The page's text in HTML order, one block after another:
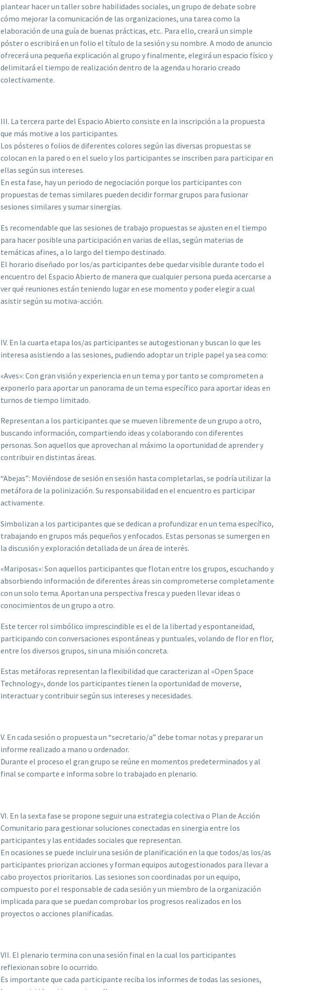
plantear hacer un taller sobre habilidades sociales, un grupo de debate sobre
cómo mejorar la comunicación de las organizaciones, una tarea como la
elaboración de una guía de buenas prácticas, etc.. Para ello, creará un simple
póster o escribirá en un folio el título de la sesión y su nombre. A modo de anuncio
ofrecerá una pequeña explicación al grupo y finalmente, elegirá un espacio físico y
delimitará el tiempo de realización dentro de la agenda u horario creado
colectivamente.
III. La tercera parte del Espacio Abierto consiste en la inscripción a la propuesta
que más motive a los participantes.
Los pósteres o folios de diferentes colores según las diversas propuestas se
colocan en la pared o en el suelo y los participantes se inscriben para participar en
ellas según sus intereses.
En esta fase, hay un periodo de negociación porque los participantes con
propuestas de temas similares pueden decidir formar grupos para fusionar
sesiones similares y sumar sinergias.
Es recomendable que las sesiones de trabajo propuestas se ajusten en el tiempo
para hacer posible una participación en varias de ellas, según materias de
temáticas afines, a lo largo del tiempo destinado.
El horario diseñado por los/as participantes debe quedar visible durante todo el
encuentro del Espacio Abierto de manera que cualquier persona pueda acercarse a
ver qué reuniones están teniendo lugar en ese momento y poder elegir a cual
asistir según su motiva-acción.
IV. En la cuarta etapa los/as participantes se autogestionan y buscan lo que les
interesa asistiendo a las sesiones, pudiendo adoptar un triple papel ya sea como:
«Aves»: Con gran visión y experiencia en un tema y por tanto se comprometen a
exponerlo para aportar un panorama de un tema específico para aportar ideas en
turnos de tiempo limitado.
Representan a los participantes que se mueven libremente de un grupo a otro,
buscando información, compartiendo ideas y colaborando con diferentes
personas. Son aquellos que aprovechan al máximo la oportunidad de aprender y
contribuir en distintas áreas.
“Abejas”: Moviéndose de sesión en sesión hasta completarlas, se podría utilizar la
metáfora de la polinización. Su responsabilidad en el encuentro es participar
activamente.
Simbolizan a los participantes que se dedican a profundizar en un tema específico,
trabajando en grupos más pequeños y enfocados. Estas personas se sumergen en
la discusión y exploración detallada de un área de interés.
«Mariposas»: Son aquellos participantes que flotan entre los grupos, escuchando y
absorbiendo información de diferentes áreas sin comprometerse completamente
con un solo tema. Aportan una perspectiva fresca y pueden llevar ideas o
conocimientos de un grupo a otro.
Este tercer rol simbólico imprescindible es el de la libertad y espontaneidad,
participando con conversaciones espontáneas y puntuales, volando de flor en flor,
entre los diversos grupos, sin una misión concreta.
Estas metáforas representan la flexibilidad que caracterizan al «Open Space
Technology», donde los participantes tienen la oportunidad de moverse,
interactuar y contribuir según sus intereses y necesidades.
V. En cada sesión o propuesta un “secretario/a” debe tomar notas y preparar un
informe realizado a mano u ordenador.
Durante el proceso el gran grupo se reúne en momentos predeterminados y al
final se comparte e informa sobre lo trabajado en plenario.
VI. En la sexta fase se propone seguir una estrategia colectiva o Plan de Acción
Comunitario para gestionar soluciones conectadas en sinergia entre los
participantes y las entidades sociales que representan.
En ocasiones se puede incluir una sesión de planificación en la que todos/as los/as
participantes priorizan acciones y forman equipos autogestionados para llevar a
cabo proyectos prioritarios. Las sesiones son coordinadas por un equipo,
compuesto por el responsable de cada sesión y un miembro de la organización
implicada para que se puedan comprobar los progresos realizados en los
proyectos o acciones planificadas.
VII. El plenario termina con una sesión final en la cual los participantes
reflexionan sobre lo ocurrido.
Es importante que cada participante reciba los informes de todas las sesiones,